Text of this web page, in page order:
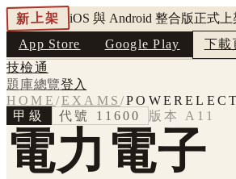
新上架 iOS 與 Android 整合版正式
App Store
Google Play 下載
技檢通
題庫總覽登入
HOME /EXAMS/
甲級
代號 11600 版本 A11
電力電子